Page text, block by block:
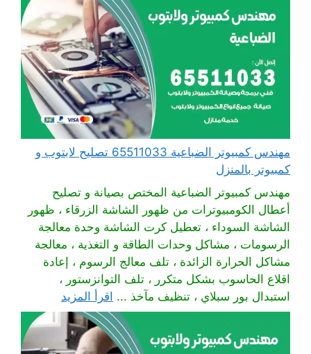
مهندس كمبيوتر الضباعية 65511033 تصليح لابتوب و
كمبيوتر بالمنزل
مهندس كمبيوتر الضباعية المختص بصيانة و تصليح
أعطال الكومبيوترات من ظهور الشاشة الزرقاء ، ظهور
الشاشة السوداء ، تعطيل كرت الشاشة وحدة معالجة
الرسومات ، مشاكل وحدات الطاقة و التغذية ، معالجة
مشاكل الحرارة الزائدة ، تلف معالج الرسوم ، إعادة
اقلاع الحاسوب بشكل متكرر ، تلف التوانزستور ،
استبدال بور سبلاي ، تنظيف مآخذ ... اقرأ المزيد